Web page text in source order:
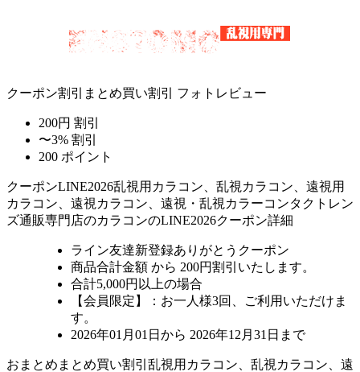
クーポン割引 まとめ買い割引 フォトレビュー
200円 割引
〜3% 割引
200 ポイント
クーポンLINE2026乱視用カラコン、乱視カラコン、遠視用
カラコン、遠視カラコン、遠視・乱視カラーコンタクトレン
ズ通販専門店のカラコンのLINE2026クーポン詳細
ライン友達新登録ありがとうクーポン
商品合計金額 から 200円割引 いたします。
合計5,000円以上の場合
【会員限定】：お一人様3回
、ご利用いただけま
す。
2026年01月01日から 2026年12月31日まで
おまとめ まとめ買い割引 乱視用カラコン、乱視カラコン、遠